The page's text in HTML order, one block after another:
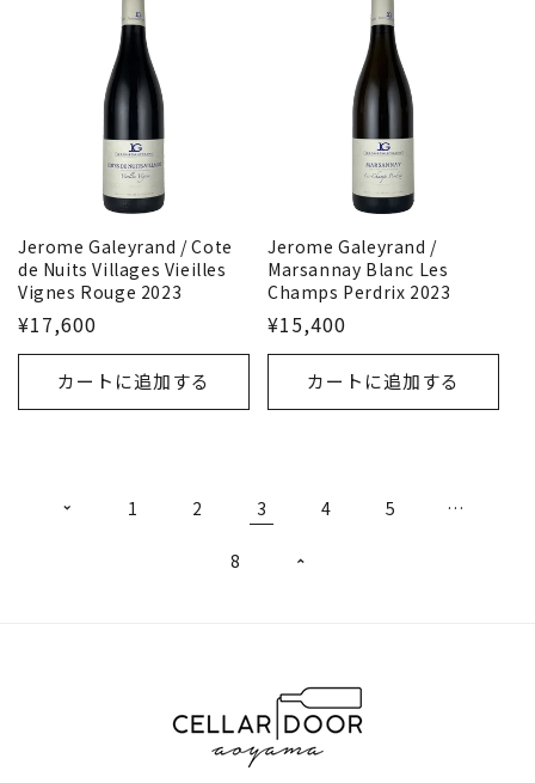
Jerome Galeyrand / Cote
de Nuits Villages Vieilles
Vignes Rouge 2023
¥17,600
カートに追加する
Jerome Galeyrand /
Marsannay Blanc Les
Champs Perdrix 2023
¥15,400
カートに追加する
1 2 3 4 5 …
8